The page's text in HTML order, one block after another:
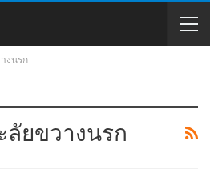
งนรก
ลัยขวางนรก